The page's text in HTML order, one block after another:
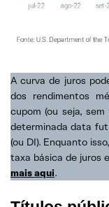
A curva de juros
dos rendimentos
cupom (ou seja,
determinada data
(ou DI). Enquanto
taxa básica de juros
mais aqui.